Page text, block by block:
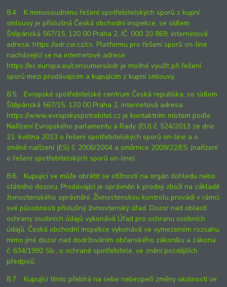
8.4. K mimosoudnímu řešení spotřebitelských sporů z kupní
smlouvy je příslušná Česká obchodní inspekce, se sídlem
Štěpánská 567/15, 120 00 Praha 2, IČ: 000 20 869, internetová
adresa: https://adr.coi.cz/cs. Platformu pro řešení sporů on-line
nacházející se na internetové adrese
https://ec.europa.eu/consumers/odr je možné využít při řešení
sporů mezi prodávajícím a kupujícím z kupní smlouvy.
8.5. Evropské spotřebitelské centrum Česká republika, se sídlem
Štěpánská 567/15, 120 00 Praha 2, internetová adresa:
https://www.evropskyspotrebitel.cz je kontaktním místem podle
Nařízení Evropského parlamentu a Rady (EU) č. 524/2013 ze dne
21. května 2013 o řešení spotřebitelských sporů on-line a o
změně nařízení (ES) č. 2006/2004 a směrnice 2009/22/ES (nařízení
o řešení spotřebitelských sporů on-line).
8.6. Kupující se může obrátit se stížností na orgán dohledu nebo
státního dozoru. Prodávající je oprávněn k prodeji zboží na základě
živnostenského oprávnění. Živnostenskou kontrolu provádí v rámci
své působnosti příslušný živnostenský úřad. Dozor nad oblastí
ochrany osobních údajů vykonává Úřad pro ochranu osobních
údajů. Česká obchodní inspekce vykonává ve vymezeném rozsahu
mimo jiné dozor nad dodržováním občanského zákoníku a zákona
č. 634/1992 Sb., o ochraně spotřebitele, ve znění pozdějších
předpisů.
8.7. Kupující tímto přebírá na sebe nebezpečí změny okolností ve